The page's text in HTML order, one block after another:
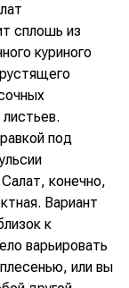
сплошь из
куриного
под
конечно,
Вариант
к
варьировать
или вы